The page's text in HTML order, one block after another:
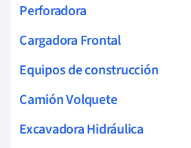
Perforadora
Cargadora Frontal
Equipos de construcción
Camión Volquete
Excavadora Hidráulica